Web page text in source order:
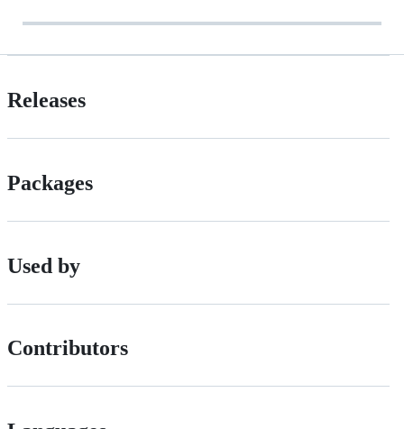
Releases
Packages
Used by
Contributors